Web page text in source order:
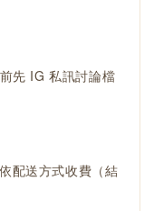
先 IG 私訊討論檔
配送方式收費（結